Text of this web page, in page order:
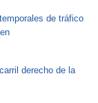
de tráfico
derecho de la